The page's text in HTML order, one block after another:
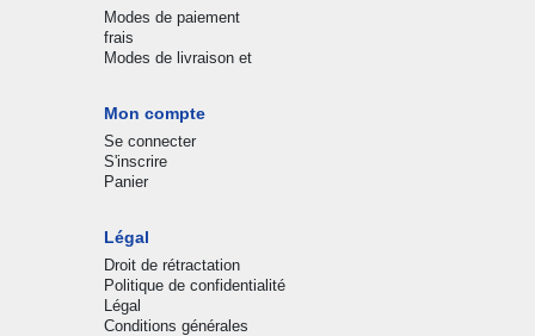
Modes de paiement
frais
Modes de livraison et
Mon compte
Se connecter
S'inscrire
Panier
Légal
Droit de rétractation
Politique de confidentialité
Légal
Conditions générales